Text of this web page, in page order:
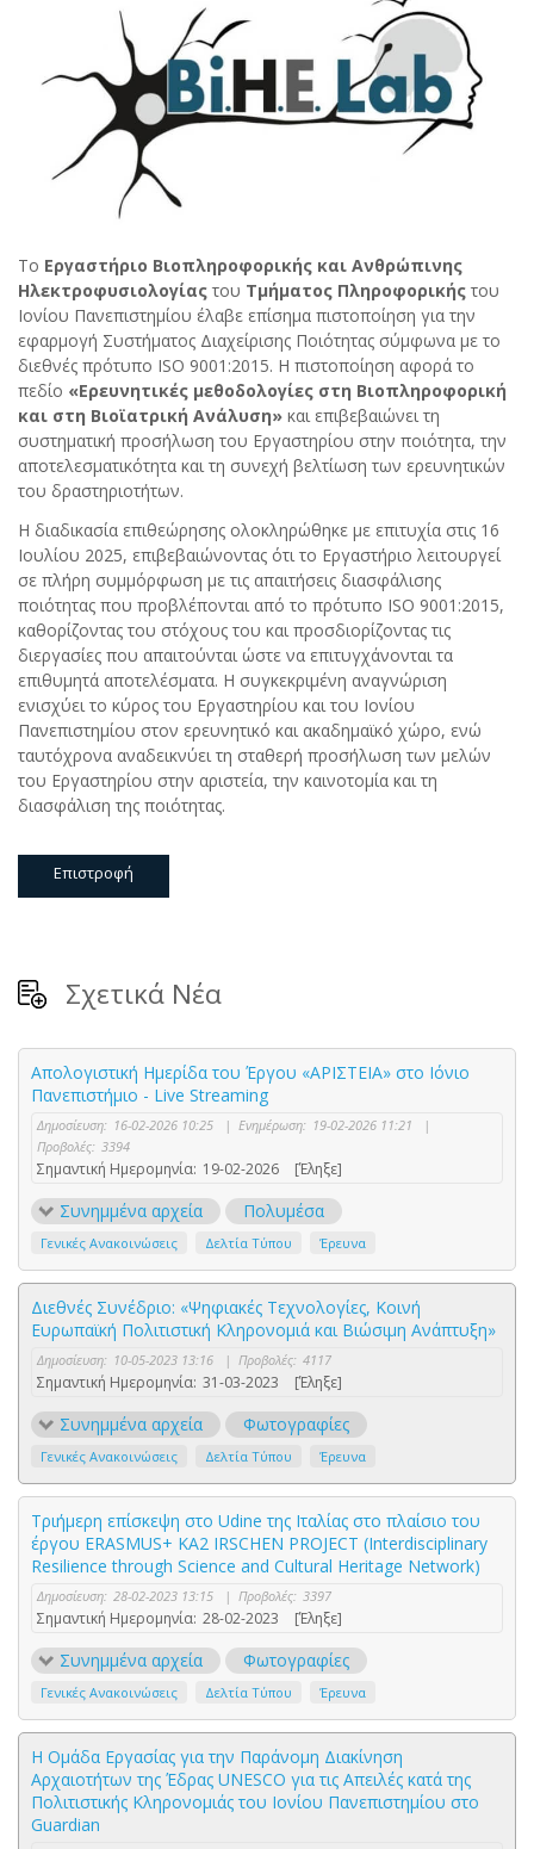
Το Εργαστήριο Βιοπληροφορικής και Ανθρώπινης
Ηλεκτροφυσιολογίας του Τμήματος Πληροφορικής του
Ιονίου Πανεπιστημίου έλαβε επίσημα πιστοποίηση για την
εφαρμογή Συστήματος Διαχείρισης Ποιότητας σύμφωνα με το
διεθνές πρότυπο ISO 9001:2015. Η πιστοποίηση αφορά το
πεδίο «Ερευνητικές μεθοδολογίες στη Βιοπληροφορική
και στη Βιοϊατρική Ανάλυση» και επιβεβαιώνει τη
συστηματική προσήλωση του Εργαστηρίου στην ποιότητα, την
αποτελεσματικότητα και τη συνεχή βελτίωση των ερευνητικών
του δραστηριοτήτων.
Η διαδικασία επιθεώρησης ολοκληρώθηκε με επιτυχία στις 16
Ιουλίου 2025, επιβεβαιώνοντας ότι το Εργαστήριο λειτουργεί
σε πλήρη συμμόρφωση με τις απαιτήσεις διασφάλισης
ποιότητας που προβλέπονται από το πρότυπο ISO 9001:2015,
καθορίζοντας του στόχους του και προσδιορίζοντας τις
διεργασίες που απαιτούνται ώστε να επιτυγχάνονται τα
επιθυμητά αποτελέσματα. Η συγκεκριμένη αναγνώριση
ενισχύει το κύρος του Εργαστηρίου και του Ιονίου
Πανεπιστημίου στον ερευνητικό και ακαδημαϊκό χώρο, ενώ
ταυτόχρονα αναδεικνύει τη σταθερή προσήλωση των μελών
του Εργαστηρίου στην αριστεία, την καινοτομία και τη
διασφάλιση της ποιότητας.
Επιστροφή
Σχετικά Νέα
Απολογιστική Ημερίδα του Έργου «ΑΡΙΣΤΕΙΑ» στο Ιόνιο
Πανεπιστήμιο - Live Streaming
Δημοσίευση: 16-02-2026 10:25 | Ενημέρωση: 19-02-2026 11:21
|
Προβολές: 3394
Σημαντική Ημερομηνία: 19-02-2026 [Έληξε]
Συνημμένα αρχεία Πολυμέσα
Γενικές Ανακοινώσεις Δελτία Τύπου Έρευνα
Διεθνές Συνέδριο: «Ψηφιακές Τεχνολογίες, Κοινή
Ευρωπαϊκή Πολιτιστική Κληρονομιά και Βιώσιμη Ανάπτυξη»
Δημοσίευση: 10-05-2023 13:16 | Προβολές: 4117
Σημαντική Ημερομηνία: 31-03-2023 [Έληξε]
Συνημμένα αρχεία Φωτογραφίες
Γενικές Ανακοινώσεις Δελτία Τύπου Έρευνα
Τριήμερη επίσκεψη στο Udine της Ιταλίας στο πλαίσιο του
έργου ERASMUS+ KA2 IRSCHEN PROJECT (Interdisciplinary
Resilience through Science and Cultural Heritage Network)
Δημοσίευση: 28-02-2023 13:15 | Προβολές: 3397
Σημαντική Ημερομηνία: 28-02-2023 [Έληξε]
Συνημμένα αρχεία Φωτογραφίες
Γενικές Ανακοινώσεις Δελτία Τύπου Έρευνα
Η Ομάδα Εργασίας για την Παράνομη Διακίνηση
Αρχαιοτήτων της Έδρας UNESCO για τις Απειλές κατά της
Πολιτιστικής Κληρονομιάς του Ιονίου Πανεπιστημίου στο
Guardian